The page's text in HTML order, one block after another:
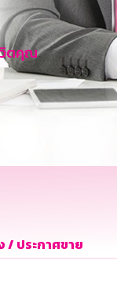
น
งิน
ตคุณ
/ ประกาศขาย